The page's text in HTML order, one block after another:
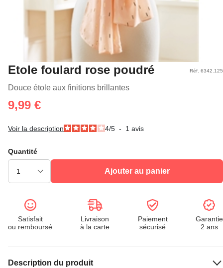
Etole foulard rose poudré
Douce étole aux finitions brillantes
Réf. 6342.125
9,99 €
Voir la description 4/5 - 1 avis
Quantité
Ajouter au panier
Satisfait
ou remboursé
Livraison
à la carte
Paiement
sécurisé
Garantie
2 ans
Description du produit